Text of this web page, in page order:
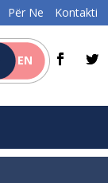
Për Ne Kontakti
EN